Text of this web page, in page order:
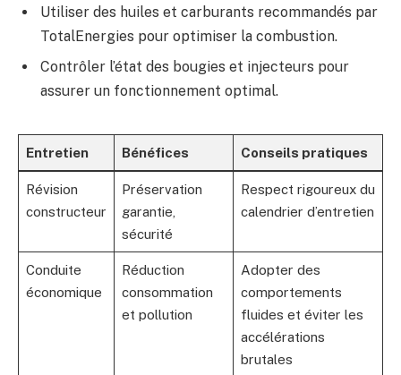
Utiliser des huiles et carburants recommandés par
TotalEnergies pour optimiser la combustion.
Contrôler l’état des bougies et injecteurs pour
assurer un fonctionnement optimal.
Entretien Bénéfices Conseils pratiques
Révision
constructeur
Préservation
garantie,
sécurité
Respect rigoureux du
calendrier d’entretien
Conduite
économique
Réduction
consommation
et pollution
Adopter des
comportements
fluides et éviter les
accélérations
brutales